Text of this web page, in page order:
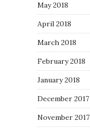
May 2018
April 2018
March 2018
February 2018
January 2018
December 2017
November 2017